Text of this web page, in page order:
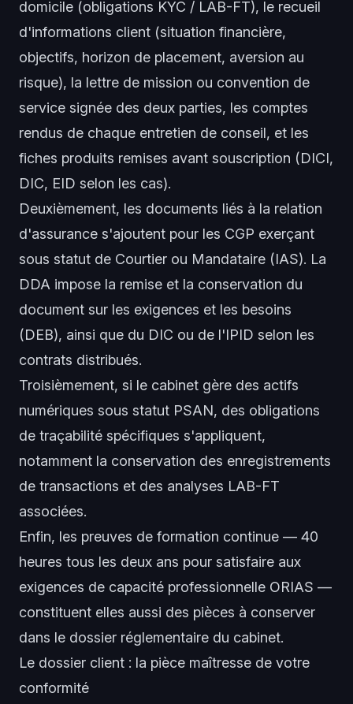
domicile (obligations KYC / LAB-FT), le recueil
d'informations client (situation financière,
objectifs, horizon de placement, aversion au
risque), la lettre de mission ou convention de
service signée des deux parties, les comptes
rendus de chaque entretien de conseil, et les
fiches produits remises avant souscription (DICI,
DIC, EID selon les cas).
Deuxièmement, les documents liés à la relation
d'assurance s'ajoutent pour les CGP exerçant
sous statut de Courtier ou Mandataire (IAS). La
DDA impose la remise et la conservation du
document sur les exigences et les besoins
(DEB), ainsi que du DIC ou de l'IPID selon les
contrats distribués.
Troisièmement, si le cabinet gère des actifs
numériques sous statut PSAN, des obligations
de traçabilité spécifiques s'appliquent,
notamment la conservation des enregistrements
de transactions et des analyses LAB-FT
associées.
Enfin, les preuves de formation continue — 40
heures tous les deux ans pour satisfaire aux
exigences de capacité professionnelle ORIAS —
constituent elles aussi des pièces à conserver
dans le dossier réglementaire du cabinet.
Le dossier client : la pièce maîtresse de votre
conformité